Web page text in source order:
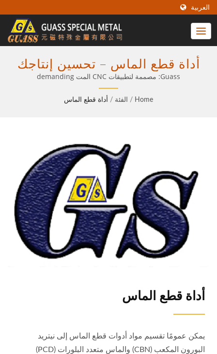
العربية
أداة قطع الماس – تحسين إنتاجك
باستخدام CNC مع تقنية الإدخال
المثبتة
Guass: مصممة لتطبيقات CNC المت demanding
Home
/ الفئة / أداة قطع الماس
أداة قطع الماس
يمكن عمومًا تقسيم مواد أدوات قطع الماس إلى نيتريد
البورون المكعب (CBN) والماس متعدد البلورات (PCD)